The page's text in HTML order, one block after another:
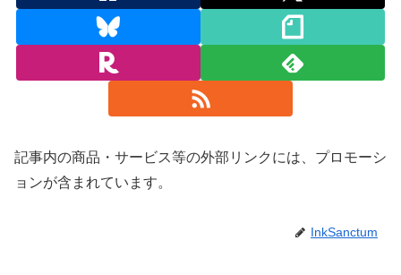
記事内の商品・サービス等の外部リンクには、プロモーシ
ョンが含まれています。
InkSanctum